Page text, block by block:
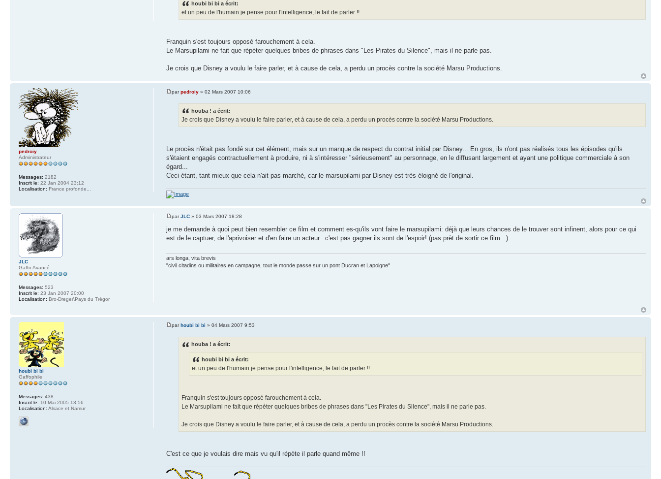
houbi bi bi a écrit:
et un peu de l'humain je pense pour l'intelligence, le fait de parler !!
Franquin s'est toujours opposé farouchement à cela.
Le Marsupilami ne fait que répéter quelques bribes de phrases dans "Les Pirates du Silence", mais il ne parle pas.
Je crois que Disney a voulu le faire parler, et à cause de cela, a perdu un procès contre la société Marsu Productions.
parpedroiy » 02 Mars 2007 10:06
houba ! a écrit:
Je crois que Disney a voulu le faire parler, et à cause de cela, a perdu un procès contre la société Marsu Productions.
Le procès n'était pas fondé sur cet élément, mais sur un manque de respect du contrat initial par Disney... En gros, ils n'ont pas réalisés tous les épisodes qu'ils
s'étaient engagés contractuellement à produire, ni à s'intéresser "sérieusement" au personnage, en le diffusant largement et ayant une politique commerciale à son
égard...
Ceci étant, tant mieux que cela n'ait pas marché, car le marsupilami par Disney est très éloigné de l'original.
pedroiy
Administrateur
Messages: 2182
Inscrit le: 22 Jan 2004 23:12
Localisation: France profonde...
parJLC » 03 Mars 2007 18:28
je me demande à quoi peut bien resembler ce film et comment es-qu'ils vont faire le marsupilami: déjà que leurs chances de le trouver sont infinent, alors pour ce qui
est de le captuer, de l'aprivoiser et d'en faire un acteur...c'est pas gagner ils sont de l'espoir! (pas prèt de sortir ce film...)
ars longa, vita brevis
"civil citadins ou militaires en campagne, tout le monde passe sur un pont Ducran et Lapoigne"
JLC
Gaffo Avancé
Messages: 523
Inscrit le: 23 Jan 2007 20:00
Localisation: Bro-Dreger\Pays du Trégor
parhoubi bi bi » 04 Mars 2007 9:53
houba ! a écrit:
houbi bi bi a écrit:
et un peu de l'humain je pense pour l'intelligence, le fait de parler !!
Franquin s'est toujours opposé farouchement à cela.
Le Marsupilami ne fait que répéter quelques bribes de phrases dans "Les Pirates du Silence", mais il ne parle pas.
Je crois que Disney a voulu le faire parler, et à cause de cela, a perdu un procès contre la société Marsu Productions.
C'est ce que je voulais dire mais vu qu'il répète il parle quand même !!
houbi bi bi
Gaffophile
Messages: 438
Inscrit le: 10 Mai 2005 13:56
Localisation: Alsace et Namur